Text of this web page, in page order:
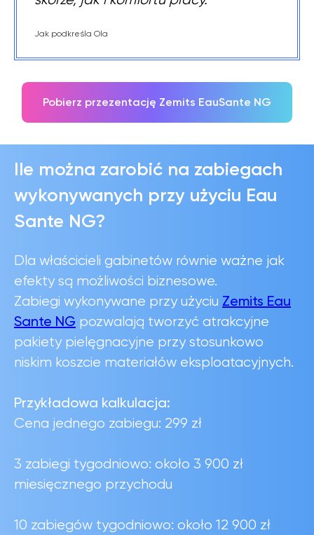
Jak podkreśla Ola
Pobierz przezentację Zemits EauSante NG
Ile można zarobić na zabiegach
wykonywanych przy użyciu Eau
Sante NG?
Dla właścicieli gabinetów równie ważne jak
efekty są możliwości biznesowe.
Zabiegi wykonywane przy użyciu Zemits Eau
Sante NG pozwalają tworzyć atrakcyjne
pakiety pielęgnacyjne przy stosunkowo
niskim koszcie materiałów eksploatacyjnych.
Przykładowa kalkulacja:
Cena jednego zabiegu: 299 zł
3 zabiegi tygodniowo: około 3 900 zł
miesięcznego przychodu
10 zabiegów tygodniowo: około 12 900 zł